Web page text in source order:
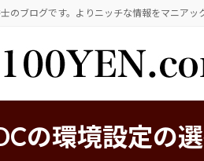
のブログです。よりニッチな情報をマニアッ
の環境設定の